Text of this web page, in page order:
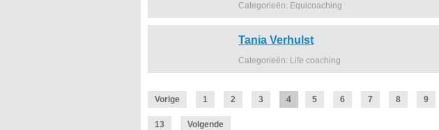
Categorieën: Equicoaching
Tania Verhulst
Categorieën: Life coaching
Vorige 1 2 3 4 5 6 7 8 9
13 Volgende